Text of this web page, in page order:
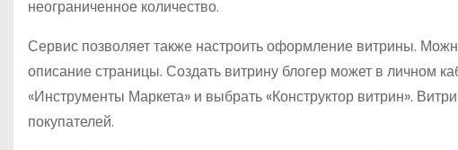
неограниченное количество.
Сервис позволяет также настроить оформление витрины.
описание страницы. Создать витрину блогер может в личном
«Инструменты Маркета» и выбрать «Конструктор витрин».
покупателей.